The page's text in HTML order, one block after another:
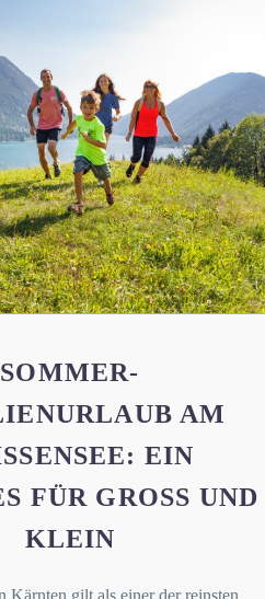
SOMMER-
AM
EIN
FÜR GROSS UND K
LEIN
Kärnten gilt als einer der reinsten